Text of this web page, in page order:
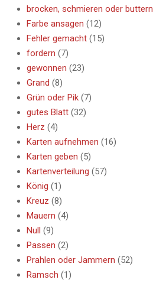
brocken, schmieren oder buttern
Farbe ansagen (12)
Fehler gemacht (15)
fordern (7)
gewonnen (23)
Grand (8)
Grün oder Pik (7)
gutes Blatt (32)
Herz (4)
Karten aufnehmen (16)
Karten geben (5)
Kartenverteilung (57)
König (1)
Kreuz (8)
Mauern (4)
Null (9)
Passen (2)
Prahlen oder Jammern (52)
Ramsch (1)